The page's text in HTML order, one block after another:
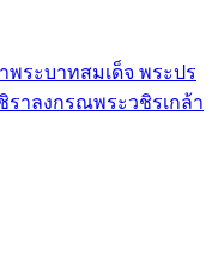
ระบาทสมเด็จ พระปร
าลงกรณพระวชิรเกล้า